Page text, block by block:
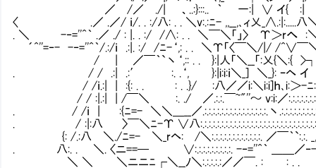
／ /／ ./| 、..:}:::.. ｀ 一:| ∨ イ{ :|
〈 .／ .／/ ｉ/. . :/八: . . ＼v:.:ﾆ- ,,__,､ィ乂_∧.:|:.....八
. ＼ -‐=''^｀ .／ ./ : |. . :/ /∧: . . ＼￣＼「」〉 Υ
´^''=‐- -‐=''^｀/.:/ｉ .:|. :/ /ﾆ-‘,: . . ＼Υ「〈￣＼/|/ /^∨
/ | ／￣｀`丶‘,:: . . }:|人「＼__「:乂{＼:{
. / / .:| .:′ :. .‘, }:|i:i:ｉ＼_] ＼_}: ｰヘ イ 〉
/ /ｉ.:| | :{: . . : . .}/ :八／／i:＼i:i]ｈ､i:＞-ﾆ
/ / :|.:| | /￣＼ :. ./ ／.:.:.￣~"''～ v:i:／
. / /ｉ | :{ﾆ=- ＼＼＿__／.:.:.:.:.:.:.:.:.:.:.:.:.:.:.:.丶
. / :|:八 〉￣＼ﾆ-Υ ∨八
{: /.:八 ＼./ﾆ=- ＼_rヘ: /＼:.:.:.:.:.:.:.:.:.:.:.:. ／￣｀`:.:.
. 八:. . ＼. 〈ニ==─ ∨:.:.:.:.:.:.:.:.:. -‐=''^｀ ＿＿／‐-
＼ ＼ ＼ニニﾆ┌＼__ﾉ＼:.:.:.:.:／／￣. :